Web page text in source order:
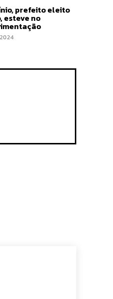
prefeito eleito
esteve no